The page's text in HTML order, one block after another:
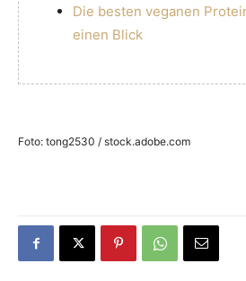
Die besten veganen
einen Blick
Foto: tong2530 / stock.adobe.com